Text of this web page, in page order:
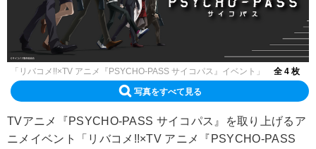
「リバコメ!!×TV アニメ『PSYCHO-PASS サイコパス』イベント」 全 4 枚
写真をすべて見る
TVアニメ『PSYCHO-PASS サイコパス』を取り上げるア
ニメイベント「リバコメ!!×TV アニメ『PSYCHO-PASS